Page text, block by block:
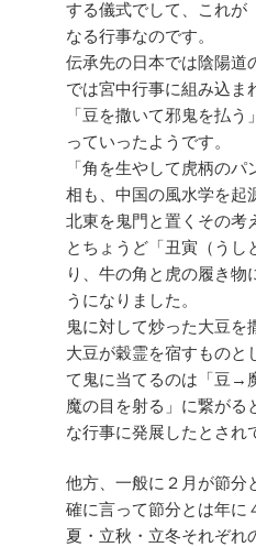
する儀式でして、これが
なる行事なのです。
伝承先の日本では陰陽道
では宮中行事に組み込ま
「豆を撒いて邪鬼を払
っていったようです。
「角を生やして虎柄の
相も、中国の風水学を起
北東を鬼門と置くその考
とちょうど「丑寅（うし
り、牛の角と虎の履き物
うになりました。
鬼に対して炒った大豆を
大豆が穀霊を宿すものと
て鬼に当てるのは「豆→
魔の目を射る」に繋がる
な行事に発展したとされ
他方、一般に２月が節分
確に言って節分とは年に
夏・立秋・立冬それぞれ